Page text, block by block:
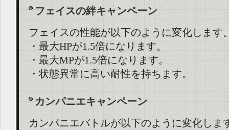
フェイスの絆キャンペーン
フェイスの性能が以下のように変化します
・最大HPが1.5倍になります。
・最大MPが1.5倍になります。
・状態異常に高い耐性を持ちます。
カンパニエキャンペーン
カンパニエバトルが以下のように変化しま